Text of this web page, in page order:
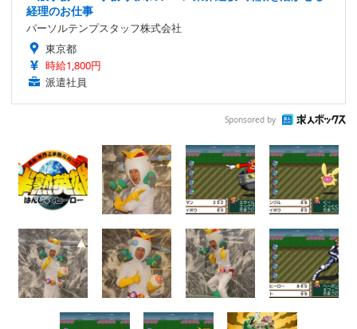
経理のお仕事
パーソルテンプスタッフ株式会社
東京都
時給1,800円
派遣社員
Sponsored by